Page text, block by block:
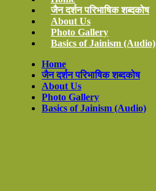
जैन दर्शन परिभाषिक शब्दकोष
About Us
Photo Gallery
Basics of Jainism (Audio)
Home
जैन दर्शन परिभाषिक शब्दकोष
About Us
Photo Gallery
Basics of Jainism (Audio)